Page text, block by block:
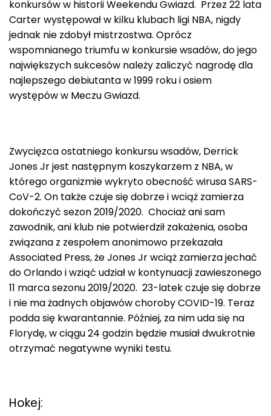
konkursów w historii Weekendu Gwiazd. Przez 22 lata
Carter występował w kilku klubach ligi NBA, nigdy
jednak nie zdobył mistrzostwa. Oprócz
wspomnianego triumfu w konkursie wsadów, do jego
największych sukcesów należy zaliczyć nagrodę dla
najlepszego debiutanta w 1999 roku i osiem
występów w Meczu Gwiazd.
Zwycięzca ostatniego konkursu wsadów, Derrick
Jones Jr jest następnym koszykarzem z NBA, w
którego organizmie wykryto obecność wirusa SARS-
CoV-2. On także czuje się dobrze i wciąż zamierza
dokończyć sezon 2019/2020. Chociaż ani sam
zawodnik, ani klub nie potwierdził zakażenia, osoba
związana z zespołem anonimowo przekazała
Associated Press, że Jones Jr wciąż zamierza jechać
do Orlando i wziąć udział w kontynuacji zawieszonego
11 marca sezonu 2019/2020. 23-latek czuje się dobrze
i nie ma żadnych objawów choroby COVID-19. Teraz
podda się kwarantannie. Później, za nim uda się na
Florydę, w ciągu 24 godzin będzie musiał dwukrotnie
otrzymać negatywne wyniki testu.
Hokej: